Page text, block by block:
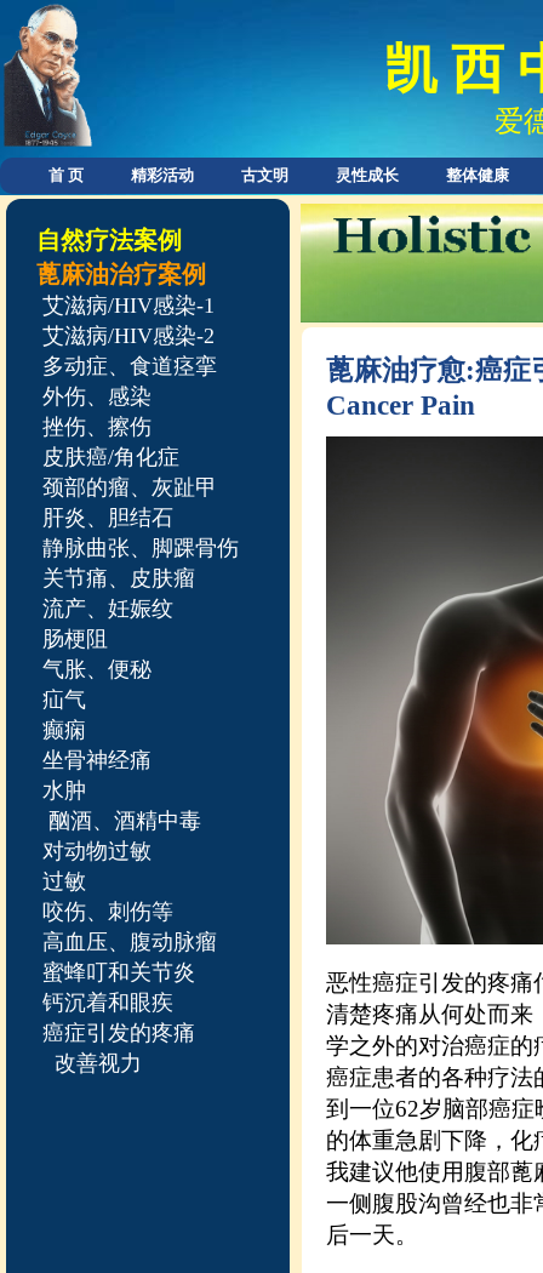
首 页 精彩活动 古文明 灵性成长 整体健康
凯 西
爱
自然疗法案例
蓖麻油治疗案例
艾滋病/HIV感染-1
艾滋病/HIV感染-2
多动症、食道痉挛
外伤、感染
挫伤、擦伤
皮肤癌/角化症
颈部的瘤、灰趾甲
肝炎、胆结石
静脉曲张、脚踝骨伤
关节痛、皮肤瘤
流产、妊娠纹
肠梗阻
气胀、便秘
疝气
癫痫
坐骨神经痛
水肿
酗酒、酒精中毒
对动物过敏
过敏
咬伤、刺伤等
高血压、腹动脉瘤
蜜蜂叮和关节炎
钙沉着和眼疾
癌症引发的疼痛
改善视力
蓖麻油疗愈:癌
Cancer Pain
恶性癌症引发的疼痛
清楚疼痛从何处而来
学之外的对治癌症的
癌症患者的各种疗法
到一位62岁脑部癌
的体重急剧下降，
我建议他使用腹部蓖
一侧腹股沟曾经也非
后一天。